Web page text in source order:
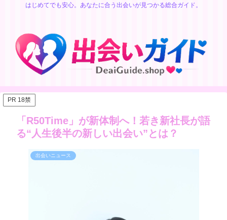
はじめてでも安心。あなたに合う出会いが見つかる総合ガイド。
PR 18禁
「R50Time」が新体制へ！若き新社長が語
る“人生後半の新しい出会い”とは？
出会いニュース